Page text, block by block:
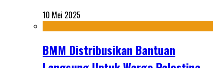
10 Mei 2025
BMM Distribusikan Bantuan